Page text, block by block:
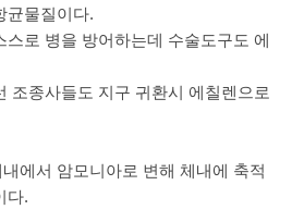
균물질이다.
로 병을 방어하는데 수술도구도 에
조종사들도 지구 귀환시 에칠렌으로
에서 암모니아로 변해 체내에 축적
다.